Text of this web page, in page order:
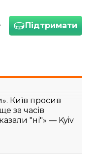
Підтримати
Київ просив
за часів
"ні"» — Kyiv